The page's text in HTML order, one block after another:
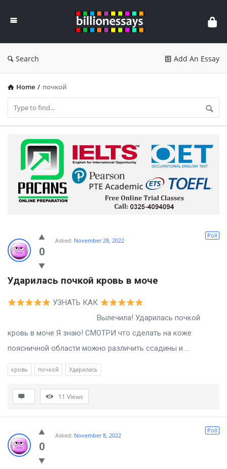
Essays
Search Add An Essay
Home / почкой
Billion
Essays
Latest
Questions
0
Poll
Asked: November 28, 2022
Ударилась почкой кровь в моче
УЗНАТЬ КАК
Вылечила! Ударилась почкой
кровь в моче Я знаю! СМОТРИ что сделать на коже
поясничной области можно различить ссадины и ...
кровь почкой Ударилась
11 Views
0
Poll
Asked: November 8, 2022